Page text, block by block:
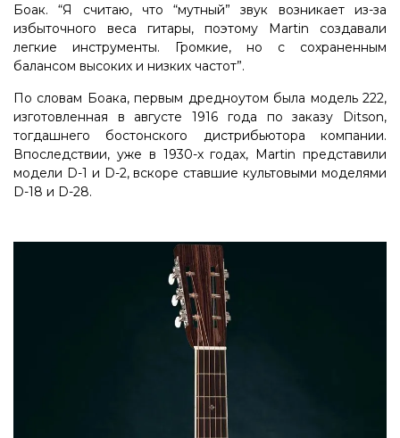
Боак. “Я считаю, что “мутный” звук возникает из-за
избыточного веса гитары, поэтому Martin создавали
легкие инструменты. Громкие, но с сохраненным
балансом высоких и низких частот”.
По словам Боака, первым дредноутом была модель 222,
изготовленная в августе 1916 года по заказу Ditson,
тогдашнего бостонского дистрибьютора компании.
Впоследствии, уже в 1930-х годах, Martin представили
модели D-1 и D-2, вскоре ставшие культовыми моделями
D-18 и D-28.